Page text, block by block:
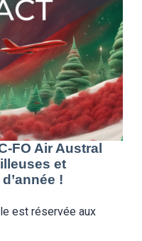
FO Air Austral
et
!
est réservée aux